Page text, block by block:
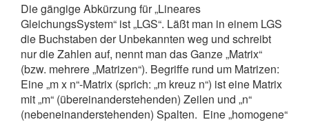
Die gängige Abkürzung für „Lineares
GleichungsSystem“ ist „LGS“. Läßt man in einem LGS
die Buchstaben der Unbekannten weg und schreibt
nur die Zahlen auf, nennt man das Ganze „Matrix“
(bzw. mehrere „Matrizen“). Begriffe rund um Matrizen:
Eine „m x n“-Matrix (sprich: „m kreuz n“) ist eine Matrix
mit „m“ (übereinanderstehenden) Zeilen und „n“
(nebeneinanderstehenden) Spalten. Eine „homogene“